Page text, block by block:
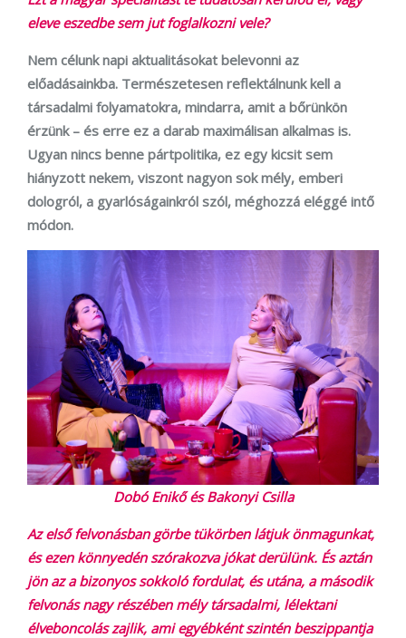
eleve eszedbe sem jut foglalkozni vele?
Nem célunk napi aktualitásokat belevonni az
előadásainkba. Természetesen reflektálnunk kell a
társadalmi folyamatokra, mindarra, amit a bőrünkön
érzünk – és erre ez a darab maximálisan alkalmas is.
Ugyan nincs benne pártpolitika, ez egy kicsit sem
hiányzott nekem, viszont nagyon sok mély, emberi
dologról, a gyarlóságainkról szól, méghozzá eléggé intő
módon.
Dobó Enikő és Bakonyi Csilla
Az első felvonásban görbe tükörben látjuk önmagunkat,
és ezen könnyedén szórakozva jókat derülünk. És aztán
jön az a bizonyos sokkoló fordulat, és utána, a második
felvonás nagy részében mély társadalmi, lélektani
élveboncolás zajlik, ami egyébként szintén beszippantja